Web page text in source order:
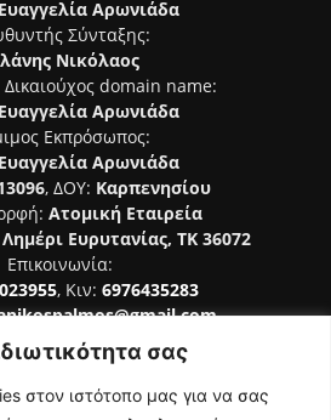
σας
στον ιστότοπο μας για να σας
Αρωνιάδα
Σύνταξης:
Νικόλαος
Δικαιούχος domain name:
Αρωνιάδα
Εκπρόσωπος:
Αρωνιάδα
, ΔΟΥ: Καρπενησίου
Ατομική Εταιρεία
Λημέρι Ευρυτανίας, ΤΚ 36072
Επικοινωνία:
, Κιν: 6976435283
Μ.Η.Τ. 242044